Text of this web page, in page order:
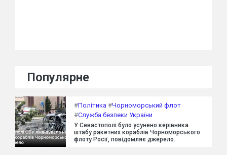
Популярне
#Політика #Чорноморський флот
#Служба безпеки України
У Севастополі було усунено керівника
штабу ракетних кораблів Чорноморського
флоту Росії, повідомляє джерело.